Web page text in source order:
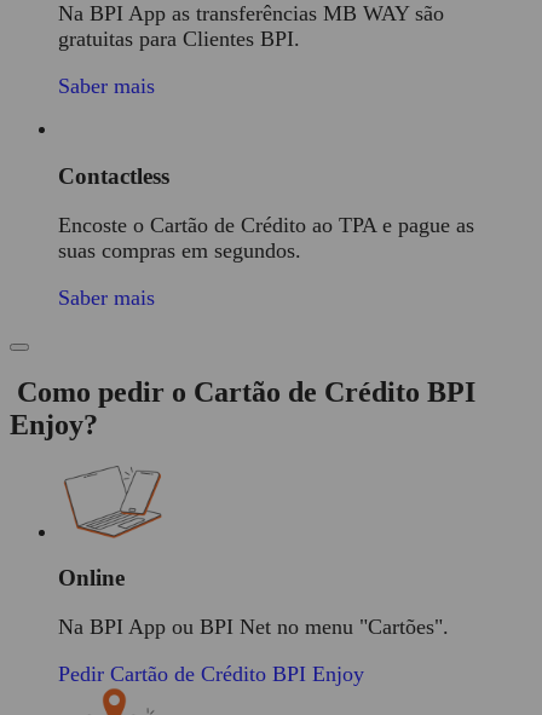
Na BPI App as transferências MB WAY são
gratuitas para Clientes BPI.
Saber mais
Contactless
Encoste o Cartão de Crédito ao TPA e pague as
suas compras em segundos.
Saber mais
Como pedir o Cartão de Crédito BPI
Enjoy?
Online
Na BPI App ou BPI Net no menu "Cartões".
Pedir Cartão de Crédito BPI Enjoy